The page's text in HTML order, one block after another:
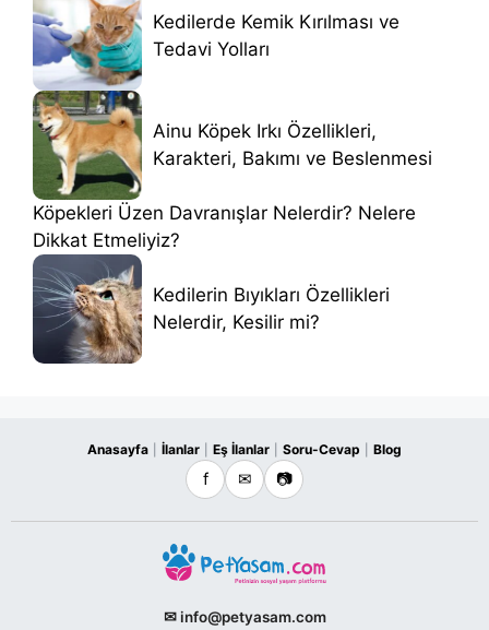
Kedilerde Kemik Kırılması ve
Tedavi Yolları
Ainu Köpek Irkı Özellikleri,
Karakteri, Bakımı ve Beslenmesi
Köpekleri Üzen Davranışlar Nelerdir? Nelere
Dikkat Etmeliyiz?
Kedilerin Bıyıkları Özellikleri
Nelerdir, Kesilir mi?
Anasayfa İlanlar Eş İlanlar Soru-Cevap Blog
f ✉ 📷
✉ info@petyasam.com